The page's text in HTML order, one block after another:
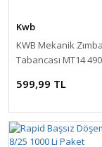
Kwb
KWB Mekanik Zımba
Tabancası MT14
599,99 TL